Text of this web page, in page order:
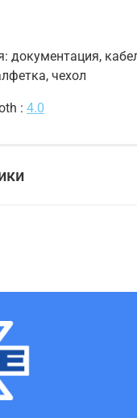
документация,
чехол
: 4.0